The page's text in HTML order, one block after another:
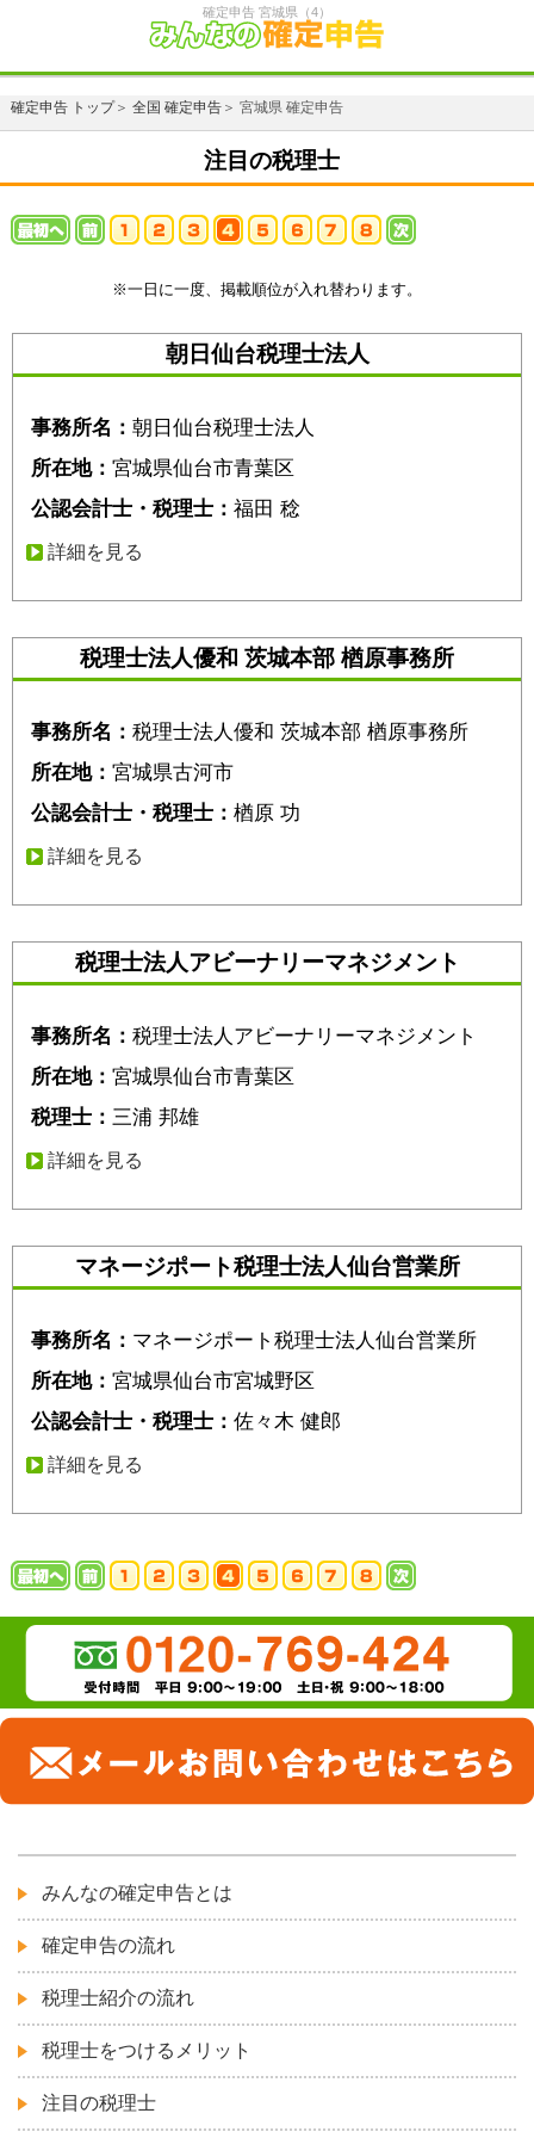
確定申告 宮城県（4）
確定申告 トップ＞ 全国 確定申告＞ 宮城県 確定申告
注目の税理士
※一日に一度、掲載順位が入れ替わります。
朝日仙台税理士法人
事務所名： 朝日仙台税理士法人
所在地： 宮城県仙台市青葉区
公認会計士・税理士： 福田 稔
詳細を見る
税理士法人優和 茨城本部 楢原事務所
事務所名： 税理士法人優和 茨城本部 楢原事務所
所在地： 宮城県古河市
公認会計士・税理士： 楢原 功
詳細を見る
税理士法人アビーナリーマネジメント
事務所名： 税理士法人アビーナリーマネジメント
所在地： 宮城県仙台市青葉区
税理士： 三浦 邦雄
詳細を見る
マネージポート税理士法人仙台営業所
事務所名： マネージポート税理士法人仙台営業所
所在地： 宮城県仙台市宮城野区
公認会計士・税理士： 佐々木 健郎
詳細を見る
みんなの確定申告とは
確定申告の流れ
税理士紹介の流れ
税理士をつけるメリット
注目の税理士